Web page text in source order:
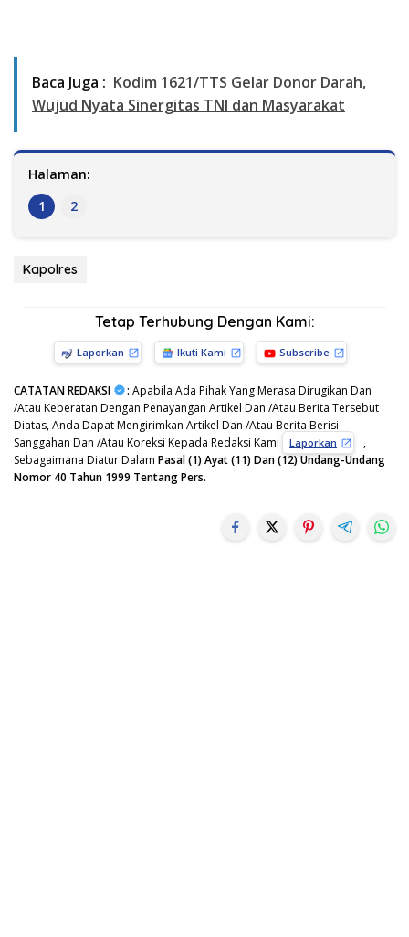
Baca Juga : Kodim 1621/TTS Gelar Donor Darah,
Wujud Nyata Sinergitas TNI dan Masyarakat
Halaman:
1
2
Kapolres
Tetap Terhubung Dengan Kami:
Laporkan Ikuti Kami Subscribe
CATATAN REDAKSI : Apabila Ada Pihak Yang Merasa Dirugikan Dan
/Atau Keberatan Dengan Penayangan Artikel Dan /Atau Berita Tersebut
Diatas, Anda Dapat Mengirimkan Artikel Dan /Atau Berita Berisi
Sanggahan Dan /Atau Koreksi Kepada Redaksi Kami
Laporkan
,
Sebagaimana Diatur Dalam Pasal (1) Ayat (11) Dan (12) Undang-Undang
Nomor 40 Tahun 1999 Tentang Pers.